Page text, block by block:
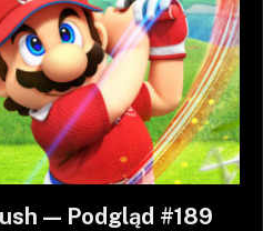
— Podgląd #189